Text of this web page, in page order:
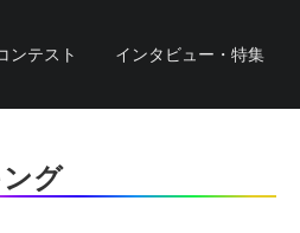
ンテスト インタビュー・特集
グ